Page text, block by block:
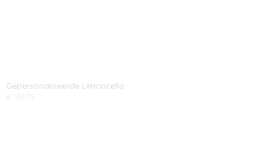
Gepersonaliseerde Limoncello
€ 29,75